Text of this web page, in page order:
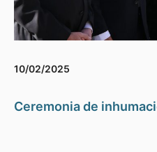
10/02/2025
Ceremonia de